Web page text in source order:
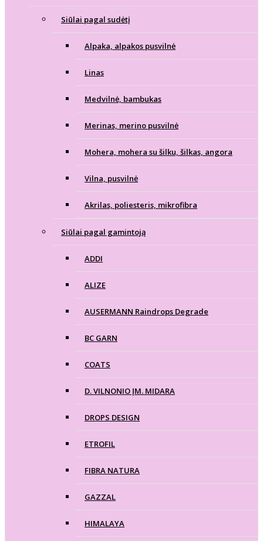
Siūlai pagal sudėtį
Alpaka, alpakos pusvilnė
Linas
Medvilnė, bambukas
Merinas, merino pusvilnė
Mohera, mohera su šilku, šilkas, angora
Vilna, pusvilnė
Akrilas, poliesteris, mikrofibra
Siūlai pagal gamintoją
ADDI
ALIZE
AUSERMANN Raindrops Degrade
BC GARN
COATS
D. VILNONIO ĮM. MIDARA
DROPS DESIGN
ETROFIL
FIBRA NATURA
GAZZAL
HIMALAYA